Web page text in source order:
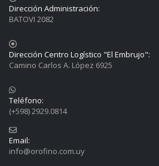
Dirección Administración:
BATOVI 2082
Dirección Centro Logístico "El Embrujo":
Camino Carlos A. López 6925
Teléfono:
(+598) 2929.0814
Email:
info@orofino.com.uy